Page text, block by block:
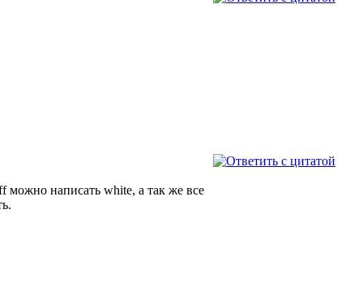
можно написать white, а так же все